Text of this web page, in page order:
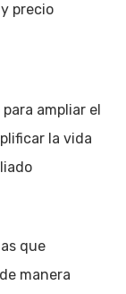
precio
ampliar el
la vida
que
manera